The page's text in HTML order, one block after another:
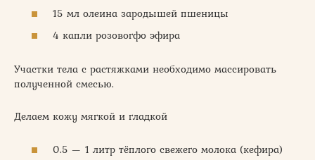
15 мл олеина зародышей пшеницы
4 капли розовогфо эфира
Участки тела с растяжками необходимо массировать
полученной смесью.
Делаем кожу мягкой и гладкой
0.5 — 1 литр тёплого свежего молока (кефира)